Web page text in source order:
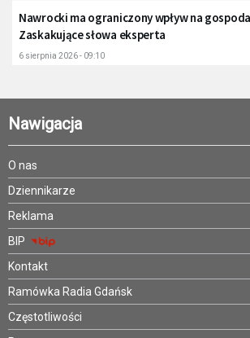
Nawrocki ma ograniczony wpływ na
Zaskakujące słowa eksperta
6 sierpnia 2026 - 09:10
Nawigacja
O nas
Dziennikarze
Reklama
BIP
Kontakt
Ramówka Radia Gdańsk
Częstotliwości